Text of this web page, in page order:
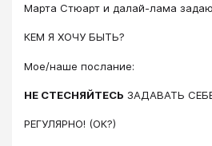
Марта Стюарт и далай-лама
КЕМ Я ХОЧУ БЫТЬ?
Мое/наше послание:
НЕ СТЕСНЯЙТЕСЬ ЗАДАВАТЬ
РЕГУЛЯРНО! (ОК?)